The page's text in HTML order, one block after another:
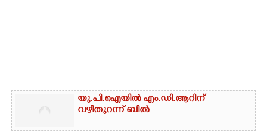
യു.പി.ഐയിൽ എം.ഡി.ആറിന്
വഴിതുറന്ന് ബിൽ